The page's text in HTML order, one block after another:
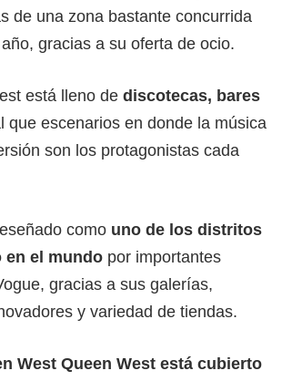
de una zona bastante concurrida
gracias a su oferta de ocio.
está lleno de discotecas, bares
que escenarios en donde la música
son los protagonistas cada
como uno de los distritos
en el mundo por importantes
gracias a sus galerías,
y variedad de tiendas.
West Queen West está cubierto